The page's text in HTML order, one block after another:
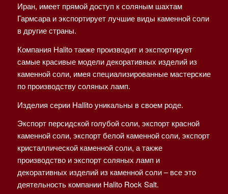
Иран, имеет прямой доступ к соляным шахтам
Гармсара и экспортирует лучшие виды каменной соли
в другие страны.
Компания Halito также производит и экспортирует
самые красивые модели декоративных изделий из
каменной соли, имея специализированные мастерские
по производству соляных ламп.
Изделия серии Hallito уникальны в своем роде.
Экспорт персидской голубой соли, экспорт красной
каменной соли, экспорт белой каменной соли, экспорт
кристаллической каменной соли, а также
производство и экспорт соляных ламп и
декоративных изделий из каменной соли – все это
деятельность компании Halito Rock Salt.